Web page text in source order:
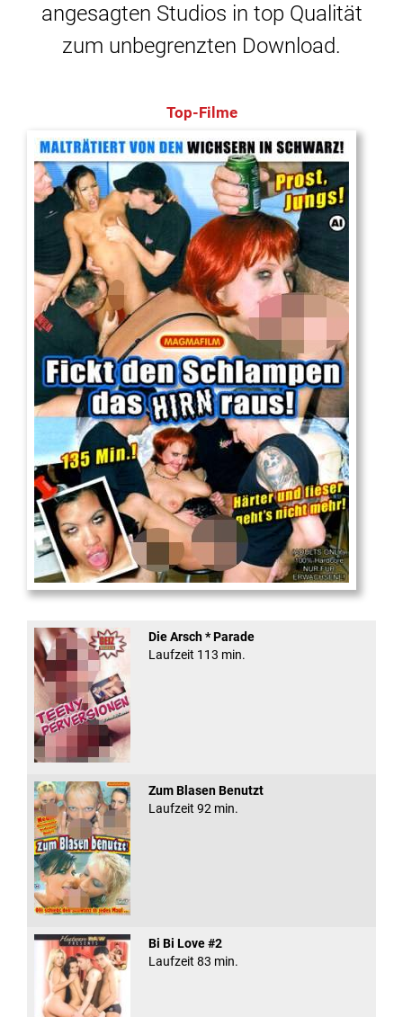
angesagten Studios in top Qualität
zum unbegrenzten Download.
Top-Filme
Fickt den Schlampen ...
Die Arsch * Parade
Laufzeit 113 min.
Zum Blasen Benutzt
Laufzeit 92 min.
Bi Bi Love #2
Laufzeit 83 min.